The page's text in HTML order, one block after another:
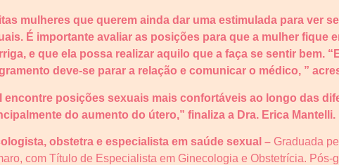
mulheres que querem ainda dar uma estimulada para ver
É importante avaliar as posições para que a mulher fique
e que ela possa realizar aquilo que a faça se sentir bem.
deve-se parar a relação e comunicar o médico, ”
encontre posições sexuais mais confortáveis ao longo das
do aumento do útero,” finaliza a Dra. Erica Mantelli.
obstetra e especialista em saúde sexual – Graduada
com Título de Especialista em Ginecologia e Obstetrícia.